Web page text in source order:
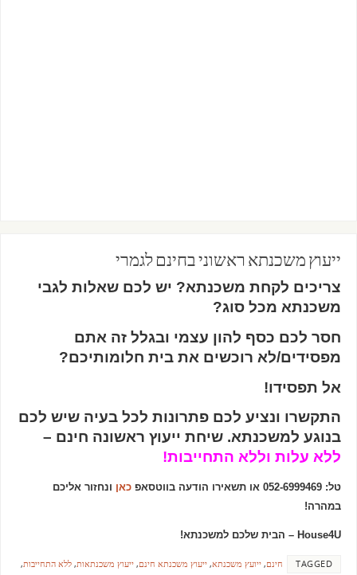
ייעוץ משכנתא ראשוני בחינם לגמרי
צריכים לקחת משכנתא? יש לכם שאלות לגבי
משכנתא מכל סוג?
חסר לכם כסף להון עצמי ובגלל זה אתם
מפסידים/לא רוכשים את בית חלומותיכם?
אל תפסידו!
התקשרו ונציע לכם פתרונות לכל בעיה שיש לכם
בנוגע למשכנתא. שיחת ייעוץ ראשונה חינם –
ללא עלות וללא התחייבות!
טל: 052-6999469 או תשאירו הודעה בווטסאפ כאן ונחזור אליכם
במהרה!
House4U – הבית שלכם למשכנתא!
TAGGED חינם, ייועץ משכנתא, ייעוץ משכנתא חינם, ייעוץ משכנתאות, ללא התחייבות,